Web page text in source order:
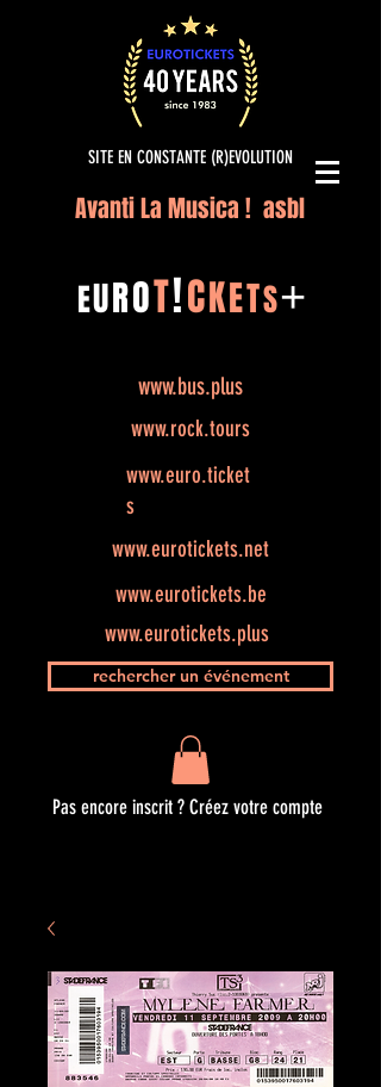
SITE EN CONSTANTE (R)EVOLUTION
Avanti La Musica ! asbl
EUROT!CKETS+
www.bus.plus
www.rock.tours
www.euro.ticket
s
www.eurotickets.net
www.eurotickets.be
www.eurotickets.plus
rechercher un événement
Pas encore inscrit ? Créez votre compte